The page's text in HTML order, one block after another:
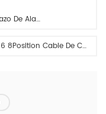
40 PIN LVDS Asamblea De Cable Reemplazo De Alambre De Alambre Eléctrico Personalizado
Conjunto De Cableado CAT6 8Position Cable De Conector Ethernet